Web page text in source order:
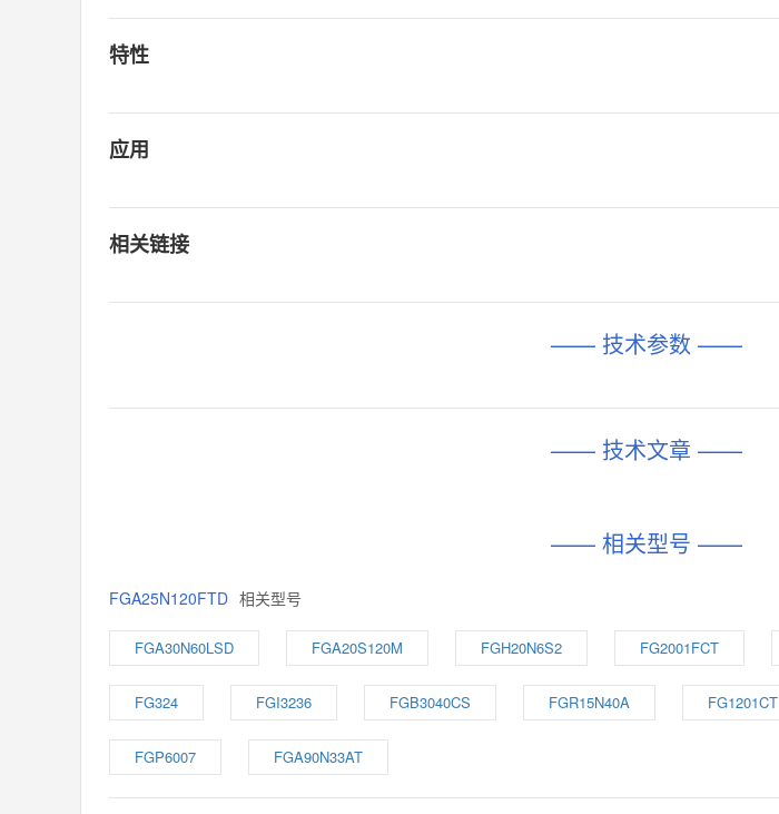
特性
应用
相关链接
—— 技术参数 ——
—— 技术文章 ——
—— 相关型号 ——
FGA25N120FTD 相关型号
FGA30N60LSD FGA20S120M FGH20N6S2 FG2001FCT
FG324 FGI3236 FGB3040CS FGR15N40A FG1201CT
FGP6007 FGA90N33AT